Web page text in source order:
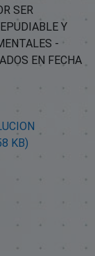
SER
Y
-
EN FECHA
KB)